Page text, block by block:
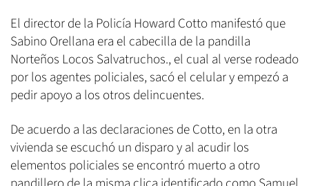
El director de la Policía Howard Cotto manifestó que
Sabino Orellana era el cabecilla de la pandilla
Norteños Locos Salvatruchos., el cual al verse rodeado
por los agentes policiales, sacó el celular y empezó a
pedir apoyo a los otros delincuentes.
De acuerdo a las declaraciones de Cotto, en la otra
vivienda se escuchó un disparo y al acudir los
elementos policiales se encontró muerto a otro